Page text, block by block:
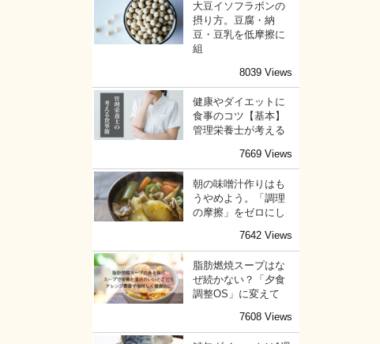
大豆イソフラボンの
摂り方。豆腐・納
豆・豆乳を低摩擦に
組
8039 Views
健康やダイエットに
食事のコツ【基本】
管理栄養士が考える
7669 Views
朝の味噌汁作りはも
うやめよう。「調理
の摩擦」をゼロにし
7642 Views
脂肪燃焼スープはな
ぜ続かない？「夕食
調整OS」に変えて
7608 Views